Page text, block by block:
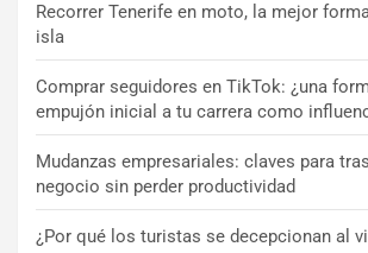
Recorrer Tenerife en moto, la mejor
isla
Comprar seguidores en TikTok: ¿una
empujón inicial a tu carrera como
Mudanzas empresariales: claves para
negocio sin perder productividad
¿Por qué los turistas se decepcionan al